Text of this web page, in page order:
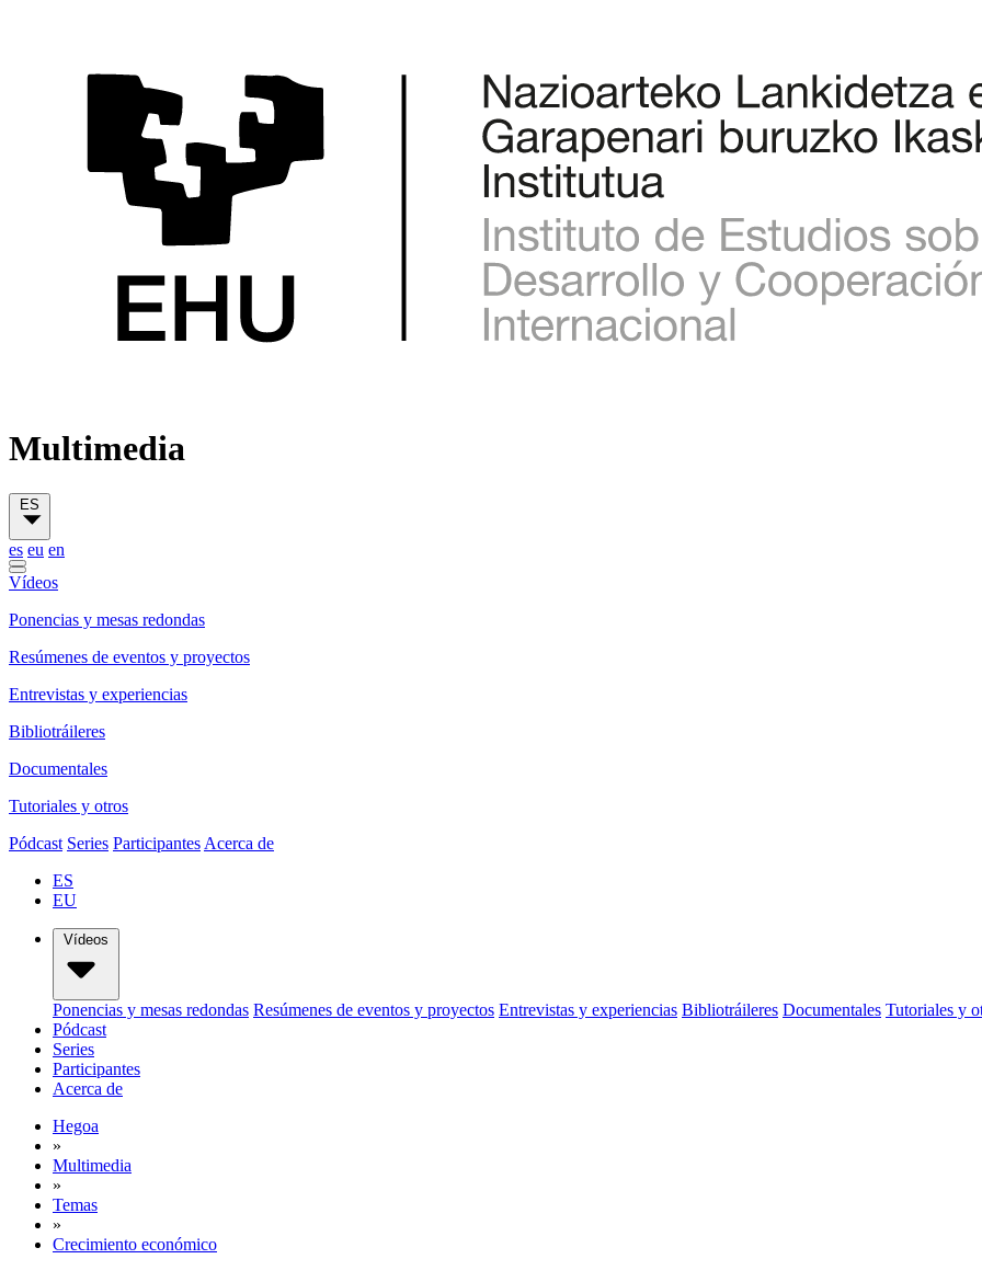
Multimedia
ES
es eu en
Vídeos
Ponencias y mesas redondas
Resúmenes de eventos y proyectos
Entrevistas y experiencias
Bibliotráileres
Documentales
Tutoriales y otros
Pódcast Series Participantes Acerca de
ES
EU
Vídeos
Ponencias y mesas redondas Resúmenes de eventos y proyectos Entrevistas y experiencias Bibliotráileres Documentales Tutoriales y
Pódcast
Series
Participantes
Acerca de
Hegoa
»
Multimedia
»
Temas
»
Crecimiento económico